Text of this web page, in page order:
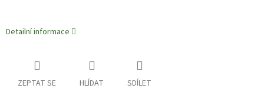
Detailní informace
ZEPTAT SE HLÍDAT SDÍLET